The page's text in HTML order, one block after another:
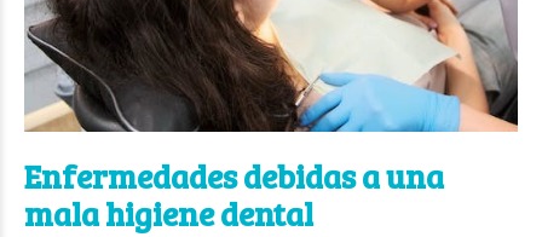
Enfermedades debidas a una
mala higiene dental